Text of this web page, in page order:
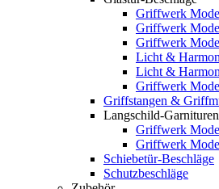
Griffwerk
Griffwerk
Griffwerk
Licht &
Licht &
Griffwerk
Griffstangen &
Langschild-Garnituren
Griffwerk
Griffwerk
Schiebetür-Beschläge
Schutzbeschläge